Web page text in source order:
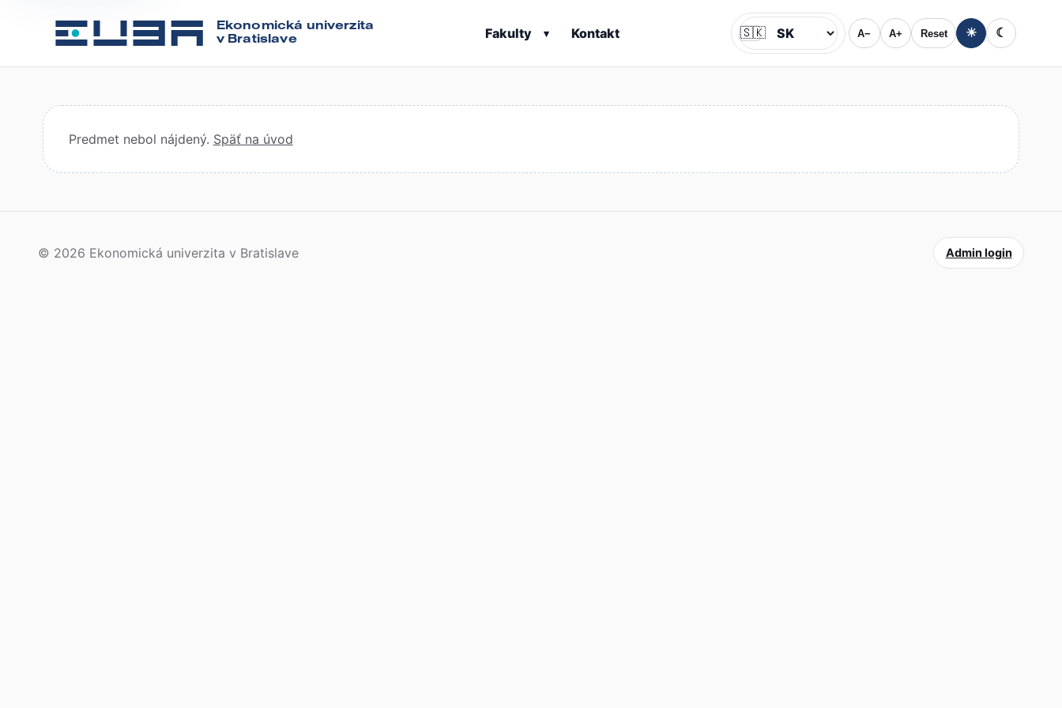
Ekonomická univerzita
v Bratislave
Fakulty ▾ Kontakt Jazyk
🇸🇰 A− A+ Reset ☀ ☾
Predmet nebol nájdený. Späť na úvod
© 2026 Ekonomická univerzita v Bratislave Admin login